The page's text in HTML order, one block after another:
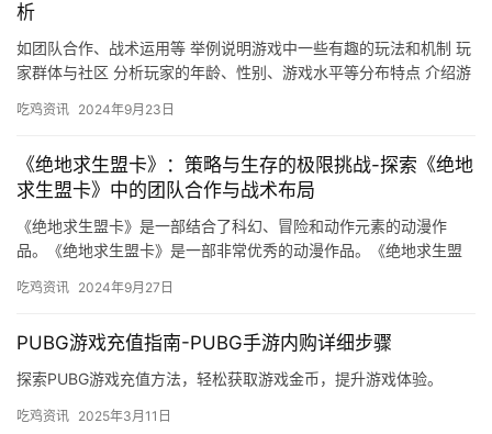
析
如团队合作、战术运用等 举例说明游戏中一些有趣的玩法和机制 玩
家群体与社区 分析玩家的年龄、性别、游戏水平等分布特点 介绍游
吃鸡资讯 2024年9月23日
《绝地求生盟卡》：策略与生存的极限挑战-探索《绝地
求生盟卡》中的团队合作与战术布局
《绝地求生盟卡》是一部结合了科幻、冒险和动作元素的动漫作
品。《绝地求生盟卡》是一部非常优秀的动漫作品。《绝地求生盟
吃鸡资讯 2024年9月27日
PUBG游戏充值指南-PUBG手游内购详细步骤
探索PUBG游戏充值方法，轻松获取游戏金币，提升游戏体验。
吃鸡资讯 2025年3月11日